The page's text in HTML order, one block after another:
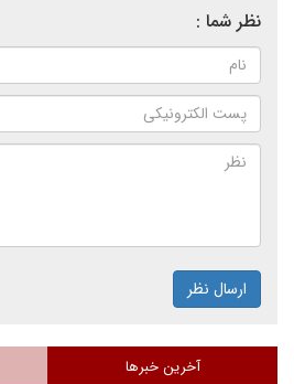
نظر شما :
ارسال نظر
آخرین خبرها